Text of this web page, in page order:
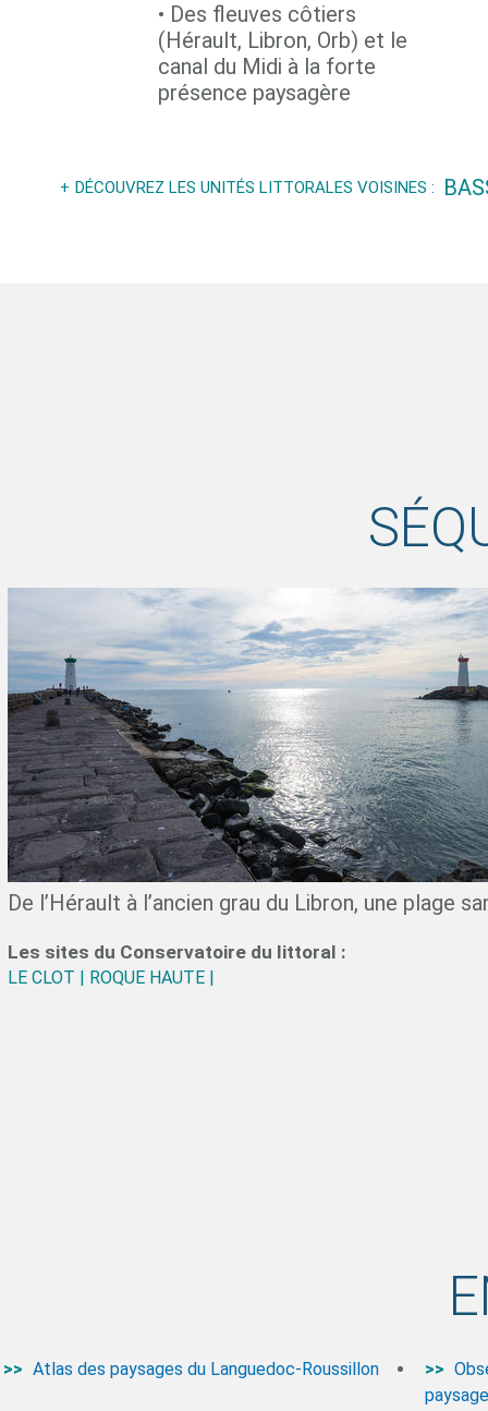
• Des fleuves côtiers
(Hérault, Libron, Orb) et le
canal du Midi à la forte
présence paysagère
DÉCOUVREZ LES UNITÉS LITTORALES VOISINES :
De l’Hérault à l’ancien grau du Libron, une plage
Les sites du Conservatoire du littoral :
LE CLOT | ROQUE HAUTE |
Atlas des paysages du Languedoc-Roussillon